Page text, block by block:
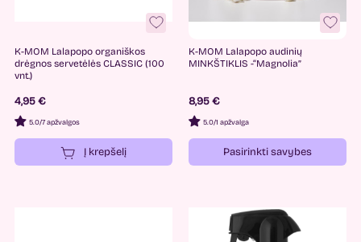
K-MOM Lalapopo organiškos
drėgnos servetėlės CLASSIC (100
vnt.)
4,95 €
5.0/7 apžvalgos
Į krepšelį
K-MOM Lalapopo audinių
MINKŠTIKLIS -“Magnolia”
8,95 €
5.0/1 apžvalga
Pasirinkti savybes